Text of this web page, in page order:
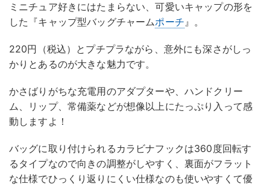
ミニチュア好きにはたまらない、可愛いキャップの形を
した『キャップ型バッグチャームポーチ』。
220円（税込）とプチプラながら、意外にも深さがしっ
かりとあるのが大きな魅力です。
かさばりがちな充電用のアダプターや、ハンドクリー
ム、リップ、常備薬などが想像以上にたっぷり入って感
動しますよ！
バッグに取り付けられるカラビナフックは360度回転す
るタイプなので向きの調整がしやすく、裏面がフラット
な仕様でひっくり返りにくい仕様なのも使いやすくて優